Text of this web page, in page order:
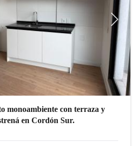
Next
monoambiente con terraza y
en Cordón Sur.